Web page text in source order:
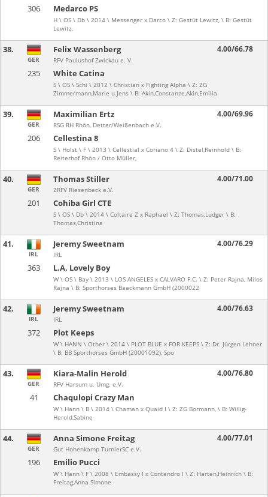
306 Medarco PS
H \ OS \ Db \ 2014 \ Messenger x Darco \ Z: Gestüt Lewitz, \ B: Gestüt
Lewitz,
38.
235 White Catina
S \ OS \ Schi \ 2012 \ Christian x Fighting Alpha \ Z: ZG
Zimmermann,Marie u.Jens \ B: Akin,Constanze,Akin,Emilia
GER
Felix Wassenberg
RFV Paulushof Zwickau e. V.
4.00/66.78
39.
206 Cellestina 8
S \ Holst \ F \ 2013 \ Cellestial x Coriano 4 \ Z: Distel,Reinhold \ B:
Reiterhof Rhön / Otto Müller,
GER
Maximilian Ertz
RSG RH Rhön, Detter/Weißenbach e.V.
4.00/69.96
40.
201 Cohiba Girl CTE
S \ OS \ Db \ 2014 \ Coltaire Z x Raphael \ Z: Thomas,Ludger \ B:
Thomas,Christina
GER
Thomas Stiller
ZRFV Riesenbeck e.V.
4.00/71.00
41.
363 L.A. Lovely Boy
W \ OS \ Bay \ 2013 \ LOS ANGELES x CALVARO F.C. \ Z: Peter Rajna, Milos
Rajna \ B: Sporthorses Baackmann GmbH (2000022
IRL
Jeremy Sweetnam
IRL
4.00/76.29
42.
372 Plot Keeps
W \ HANN \ Other \ 2014 \ PLOT BLUE x FOR KEEPS \ Z: Dr. Jürgen Lehner
\ B: BB Sporthorses GmbH (20001092), Spo
IRL
Jeremy Sweetnam
IRL
4.00/76.63
43.
41 Chaqulopi Crazy Man
W \ Hann \ B \ 2014 \ Chaman x Quaid I \ Z: ZG Bormann, \ B: Willig-
Herold,Sabine
GER
Kiara-Malin Herold
RFV Harsum u. Umg. e.V.
4.00/76.80
44.
196 Emilio Pucci
W \ Hann \ F \ 2008 \ Embassy I x Contendro I \ Z: Harten,Heinrich \ B:
Freitag,Anna Simone
GER
Anna Simone Freitag
Gut Hohenkamp TurnierSC e.V.
4.00/77.01